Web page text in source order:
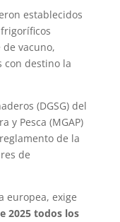
establecidos
vacuno,
con destino la
(DGSG) del
y Pesca (MGAP)
de la
de
europea, exige
2025 todos los